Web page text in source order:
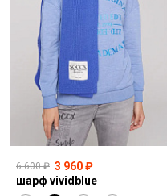
6 600 ₽ 3 960 ₽
шарф vividblue